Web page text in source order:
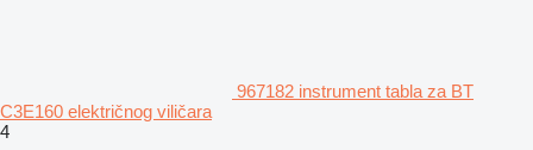
967182 instrument tabla za BT
C3E160 električnog viličara
4